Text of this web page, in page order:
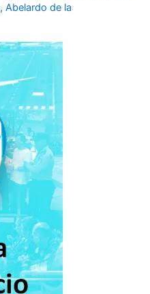
Abelardo de la